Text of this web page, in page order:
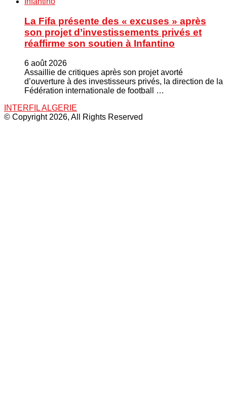
La Fifa présente des « excuses » après
son projet d’investissements privés et
réaffirme son soutien à Infantino
6 août 2026
Assaillie de critiques après son projet avorté
d’ouverture à des investisseurs privés, la direction de la
Fédération internationale de football …
INTERFIL ALGERIE
© Copyright 2026, All Rights Reserved